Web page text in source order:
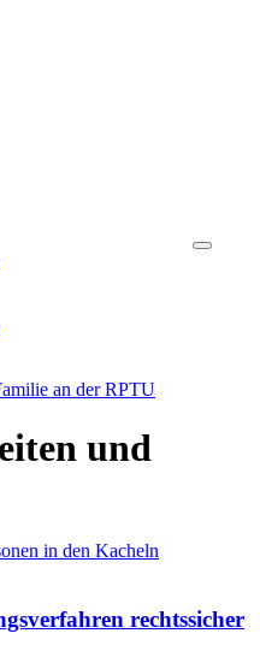
an der RPTU
und
rechtssicher